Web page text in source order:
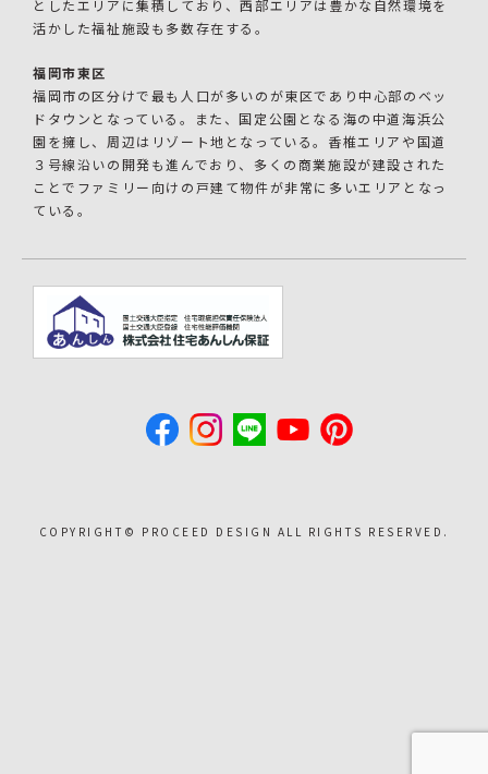
としたエリアに集積しており、西部エリアは豊かな自然環境を
活かした福祉施設も多数存在する。
福岡市東区
福岡市の区分けで最も人口が多いのが東区であり中心部のベッ
ドタウンとなっている。また、国定公園となる海の中道海浜公
園を擁し、周辺はリゾート地となっている。香椎エリアや国道
３号線沿いの開発も進んでおり、多くの商業施設が建設された
ことでファミリー向けの戸建て物件が非常に多いエリアとなっ
ている。
COPYRIGHT©︎ PROCEED DESIGN ALL RIGHTS RESERVED.